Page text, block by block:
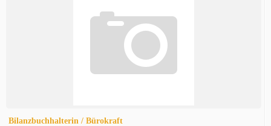
Bilanzbuchhalterin / Bürokraft